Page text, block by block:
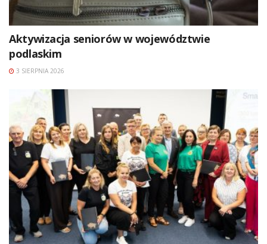
Aktywizacja seniorów w województwie
podlaskim
3 SIERPNIA 2026